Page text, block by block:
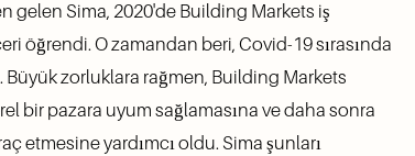
gelen Sima, 2020'de Building Markets iş
öğrendi. O zamandan beri, Covid-19 sırasında
Büyük zorluklara rağmen, Building Markets
bir pazara uyum sağlamasına ve daha sonra
etmesine yardımcı oldu. Sima şunları